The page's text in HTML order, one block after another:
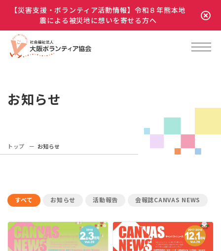
【災害支援・ボランティア活動情報】令和８年熊本地
震による被災地に想いを寄せる方へ
お知らせ
トップ お知らせ
すべて お知らせ 活動報告 会報誌CANVAS NEWS